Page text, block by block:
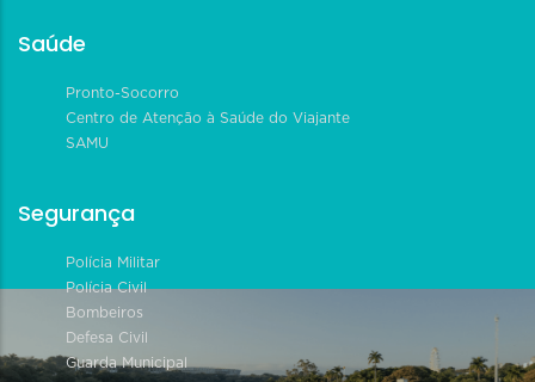
Saúde
Pronto-Socorro
Centro de Atenção à Saúde do Viajante
SAMU
Segurança
Polícia Militar
Polícia Civil
Bombeiros
Defesa Civil
Guarda Municipal